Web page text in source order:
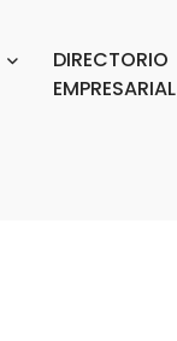
DIRECTORIO
EMPRESARIAL